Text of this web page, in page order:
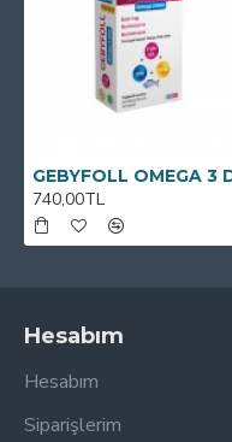
740,00TL
Hesabım
Hesabım
Siparişlerim